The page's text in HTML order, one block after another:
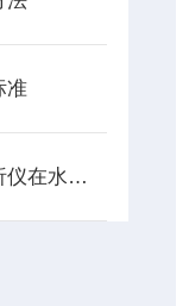
准
高锰酸盐指数自动分析仪在水资源管理中的关键作用